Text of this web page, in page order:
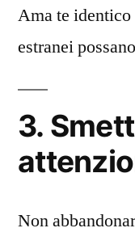
Ama te
estranei
3.
Non